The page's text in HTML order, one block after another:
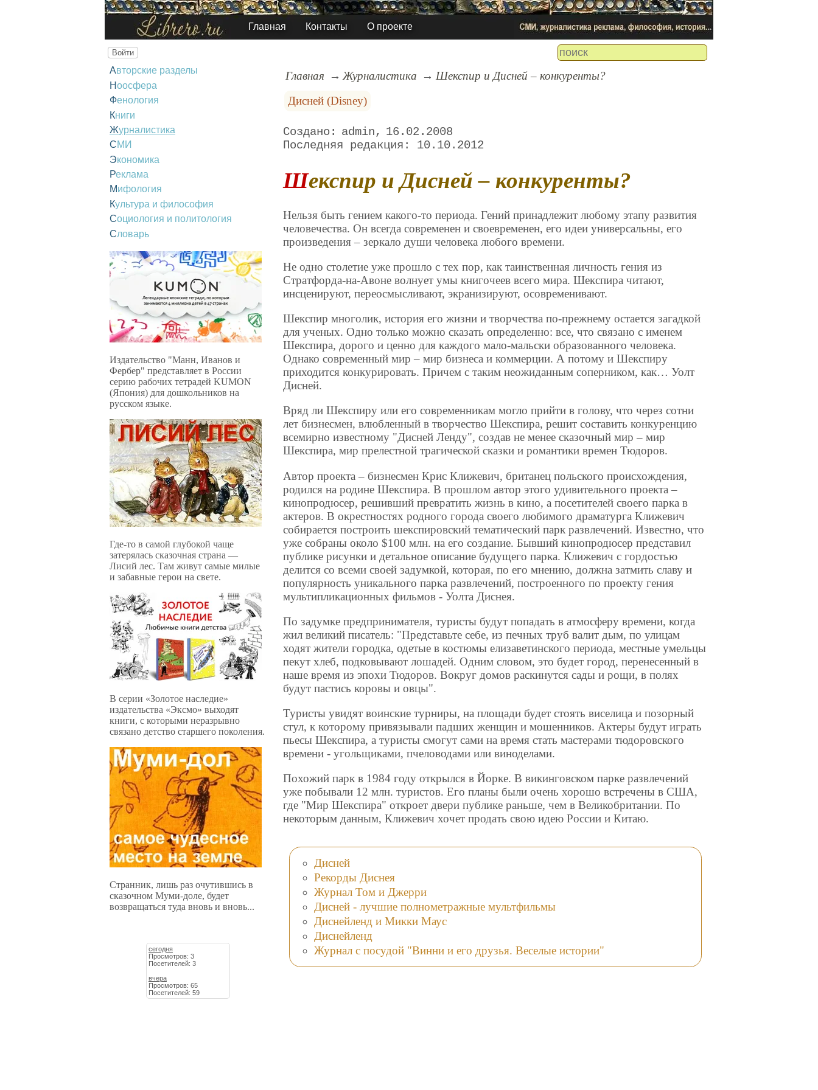
Главная Контакты О проекте
Войти
Авторские разделы
Ноосфера
Фенология
Книги
Журналистика
СМИ
Экономика
Реклама
Мифология
Культура и философия
Социология и политология
Словарь
Издательство "Манн, Иванов и
Фербер" представляет в России
серию рабочих тетрадей KUMON
(Япония) для дошкольников на
русском языке.
Где-то в самой глубокой чаще
затерялась сказочная страна —
Лисий лес. Там живут самые милые
и забавные герои на свете.
В серии «Золотое наследие»
издательства «Эксмо» выходят
книги, с которыми неразрывно
связано детство старшего поколения.
Странник, лишь раз очутившись в
сказочном Муми-доле, будет
возвращаться туда вновь и вновь...
сегодня
Просмотров: 3
Посетителей: 3
вчера
Просмотров: 65
Посетителей: 59
Главная Журналистика
Шекспир и Дисней – конкуренты?
Дисней (Disney)
admin
16.02.2008
10.10.2012
Шекспир и Дисней – конкуренты?
Нельзя быть гением какого-то периода. Гений принадлежит любому этапу развития
человечества. Он всегда современен и своевременен, его идеи универсальны, его
произведения – зеркало души человека любого времени.
Не одно столетие уже прошло с тех пор, как таинственная личность гения из
Стратфорда-на-Авоне волнует умы книгочеев всего мира. Шекспира читают,
инсценируют, переосмысливают, экранизируют, осовременивают.
Шекспир многолик, история его жизни и творчества по-прежнему остается загадкой
для ученых. Одно только можно сказать определенно: все, что связано с именем
Шекспира, дорого и ценно для каждого мало-мальски образованного человека.
Однако современный мир – мир бизнеса и коммерции. А потому и Шекспиру
приходится конкурировать. Причем с таким неожиданным соперником, как… Уолт
Дисней.
Вряд ли Шекспиру или его современникам могло прийти в голову, что через сотни
лет бизнесмен, влюбленный в творчество Шекспира, решит составить конкуренцию
всемирно известному "Дисней Ленду", создав не менее сказочный мир – мир
Шекспира, мир прелестной трагической сказки и романтики времен Тюдоров.
Автор проекта – бизнесмен Крис Клижевич, британец польского происхождения,
родился на родине Шекспира. В прошлом автор этого удивительного проекта –
кинопродюсер, решивший превратить жизнь в кино, а посетителей своего парка в
актеров. В окрестностях родного города своего любимого драматурга Клижевич
собирается построить шекспировский тематический парк развлечений. Известно, что
уже собраны около $100 млн. на его создание. Бывший кинопродюсер представил
публике рисунки и детальное описание будущего парка. Клижевич с гордостью
делится со всеми своей задумкой, которая, по его мнению, должна затмить славу и
популярность уникального парка развлечений, построенного по проекту гения
мультипликационных фильмов - Уолта Диснея.
По задумке предпринимателя, туристы будут попадать в атмосферу времени, когда
жил великий писатель: "Представьте себе, из печных труб валит дым, по улицам
ходят жители городка, одетые в костюмы елизаветинского периода, местные умельцы
пекут хлеб, подковывают лошадей. Одним словом, это будет город, перенесенный в
наше время из эпохи Тюдоров. Вокруг домов раскинутся сады и рощи, в полях
будут пастись коровы и овцы".
Туристы увидят воинские турниры, на площади будет стоять виселица и позорный
стул, к которому привязывали падших женщин и мошенников. Актеры будут играть
пьесы Шекспира, а туристы смогут сами на время стать мастерами тюдоровского
времени - угольщиками, пчеловодами или виноделами.
Похожий парк в 1984 году открылся в Йорке. В викинговском парке развлечений
уже побывали 12 млн. туристов. Его планы были очень хорошо встречены в США,
где "Мир Шекспира" откроет двери публике раньше, чем в Великобритании. По
некоторым данным, Клижевич хочет продать свою идею России и Китаю.
Дисней
Рекорды Диснея
Журнал Том и Джерри
Дисней - лучшие полнометражные мультфильмы
Диснейленд и Микки Маус
Диснейленд
Журнал с посудой "Винни и его друзья. Веселые истории"